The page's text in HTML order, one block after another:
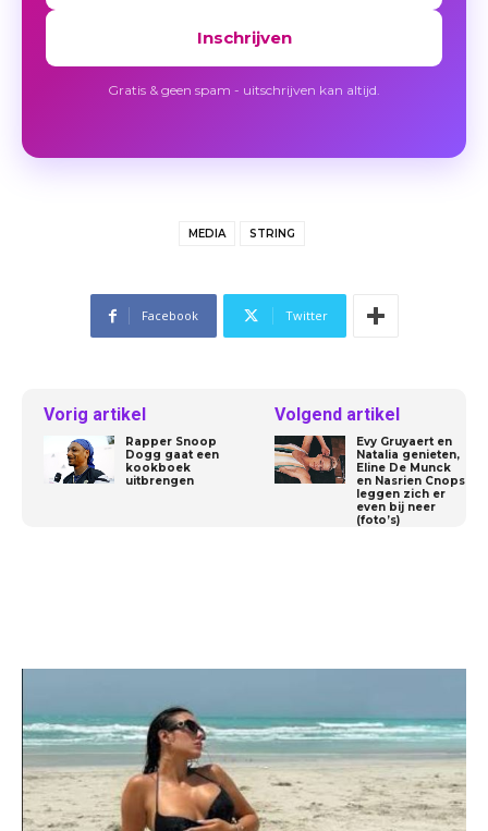
Inschrijven
Gratis & geen spam - uitschrijven kan altijd.
MEDIA STRING
Facebook Twitter
Vorig artikel
Rapper Snoop
Dogg gaat een
kookboek
uitbrengen
Volgend artikel
Evy Gruyaert en
Natalia genieten,
Eline De Munck
en Nasrien Cnops
leggen zich er
even bij neer
(foto’s)